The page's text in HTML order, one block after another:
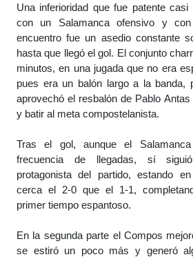
Una inferioridad que fue patente
con un Salamanca ofensivo y
encuentro fue un asedio constante
hasta que llegó el gol. El conjunto
minutos, en una jugada que no era
pues era un balón largo a la banda,
aprovechó el resbalón de Pablo
y batir al meta compostelanista.
Tras el gol, aunque el
frecuencia de llegadas, sí
protagonista del partido, estando
cerca el 2-0 que el 1-1,
primer tiempo espantoso.
En la segunda parte el Compos
se estiró un poco más y generó